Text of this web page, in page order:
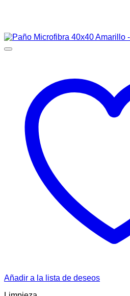
Añadir a la lista de deseos